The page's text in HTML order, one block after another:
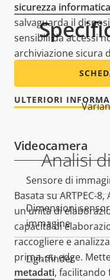
sicurezza informatica
salvaguarda il
sensibili da accessi
archiviazione sicura
FIPS 140-2 livello 2.
ULTERIORI
Analisi
Basata su ARTPEC-
un'unità di
capacità di
raccogliere e
prima, su edge.
metadati, facilitando
Videocamera
Descrizione
della
proprietà
Sensore di
Dimensioni
immagine
Lightfinder